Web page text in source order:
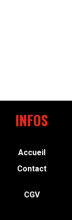
INFOS
Accueil
Contact
CGV